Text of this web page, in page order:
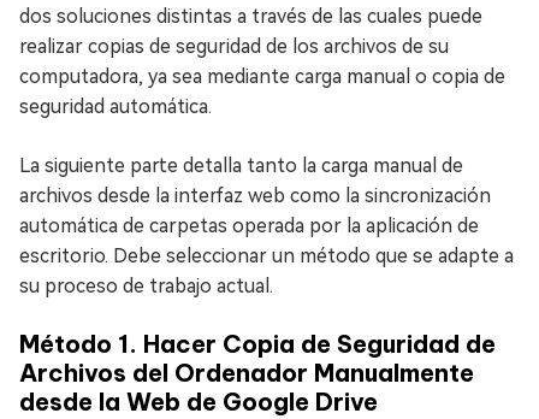
dos soluciones distintas a través de las cuales puede
realizar copias de seguridad de los archivos de su
computadora, ya sea mediante carga manual o copia de
seguridad automática.
La siguiente parte detalla tanto la carga manual de
archivos desde la interfaz web como la sincronización
automática de carpetas operada por la aplicación de
escritorio. Debe seleccionar un método que se adapte a
su proceso de trabajo actual.
Método 1. Hacer Copia de Seguridad de
Archivos del Ordenador Manualmente
desde la Web de Google Drive